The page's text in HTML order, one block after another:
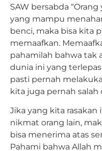
SAW bersabda
yang mampu
benci, maka bisa kita
memaafkan.
pahamilah bahwa tak
dunia ini yang
pasti pernah
kita juga pernah
Jika yang kita
nikmat orang lain,
bisa menerima atas
Pahami bahwa Allah